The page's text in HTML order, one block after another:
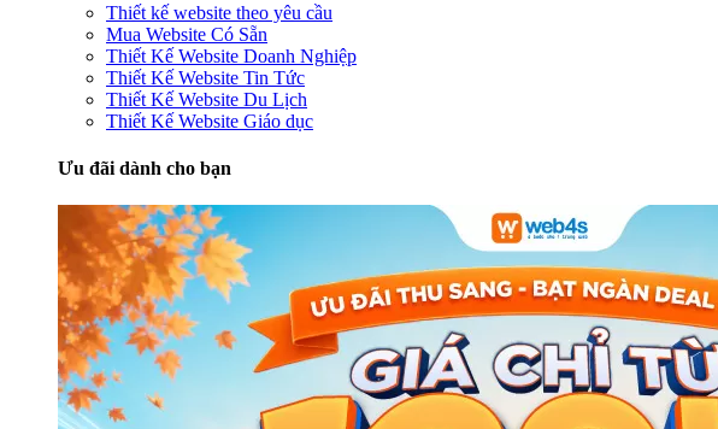
Thiết kế website theo yêu cầu
Mua Website Có Sẵn
Thiết Kế Website Doanh Nghiệp
Thiết Kế Website Tin Tức
Thiết Kế Website Du Lịch
Thiết Kế Website Giáo dục
Ưu đãi dành cho bạn